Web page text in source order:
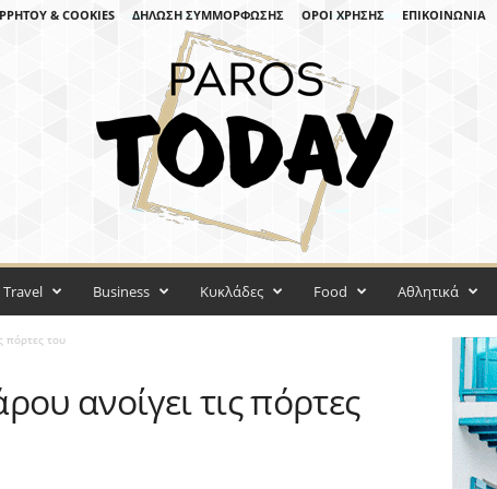
& COOKIES ΔΉΛΩΣΗ ΣΥΜΜΌΡΦΩΣΗΣ ΌΡΟΙ ΧΡΉΣΗΣ ΕΠΙΚΟΙΝΩΝΊΑ
Travel Business Κυκλάδες Food Αθλητικά
πόρτες του
ανοίγει τις πόρτες